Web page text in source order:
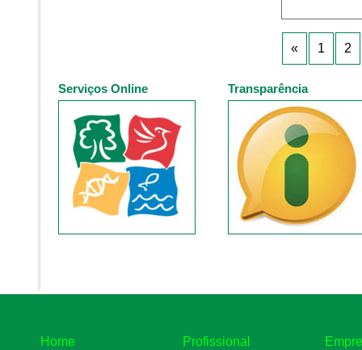
« 1 2
Serviços Online Transparência
Home Profissional